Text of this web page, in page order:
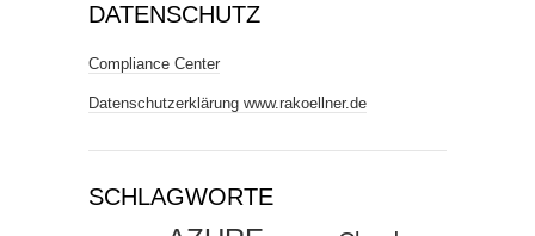
DATENSCHUTZ
Compliance Center
Datenschutzerklärung www.rakoellner.de
SCHLAGWORTE